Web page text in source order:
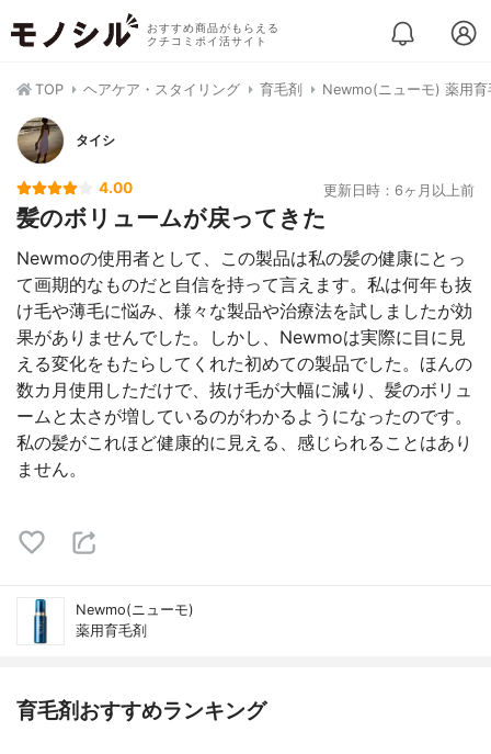
おすすめ商品がもらえる
クチコミポイ活サイト
TOP ヘアケア・スタイリング 育毛剤 Newmo(ニューモ) 薬用育
タイシ
4.00 更新日時：6ヶ月以上前
髪のボリュームが戻ってきた
Newmoの使用者として、この製品は私の髪の健康にとっ
て画期的なものだと自信を持って言えます。私は何年も抜
け毛や薄毛に悩み、様々な製品や治療法を試しましたが効
果がありませんでした。しかし、Newmoは実際に目に見
える変化をもたらしてくれた初めての製品でした。ほんの
数カ月使用しただけで、抜け毛が大幅に減り、髪のボリュ
ームと太さが増しているのがわかるようになったのです。
私の髪がこれほど健康的に見える、感じられることはあり
ません。
Newmo(ニューモ)
薬用育毛剤
育毛剤おすすめランキング